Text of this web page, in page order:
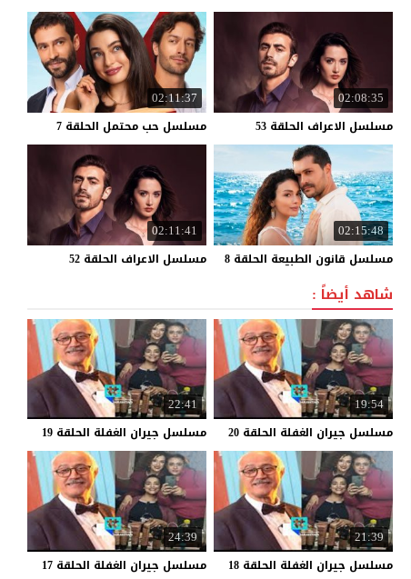
02:08:35
مسلسل الاعراف الحلقة 53
02:11:37
مسلسل حب محتمل الحلقة 7
02:15:48
مسلسل قانون الطبيعة الحلقة 8
02:11:41
مسلسل الاعراف الحلقة 52
شاهد أيضاً :
19:54
مسلسل جيران الغفلة الحلقة 20
22:41
مسلسل جيران الغفلة الحلقة 19
21:39
مسلسل جيران الغفلة الحلقة 18
24:39
مسلسل جيران الغفلة الحلقة 17